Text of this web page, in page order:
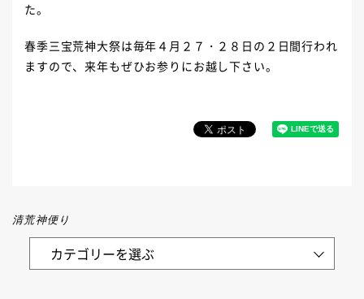
た。
春季三宝荒神大祭は毎年４月２７・２８日の２日間行われ
ますので、来年もぜひお参りにお越し下さい。
清荒神便り